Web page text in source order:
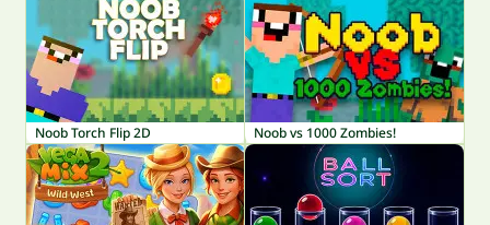
Noob Torch Flip 2D Noob vs 1000 Zombies!